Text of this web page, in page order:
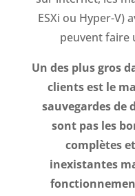
ESXi ou Hyper-V)
peuvent faire
Un des plus gros
clients est le
sauvegardes de
sont pas les
complètes
inexistantes